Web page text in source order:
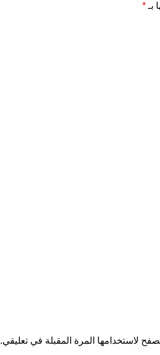
بـ *
لاستخدامها المرة المقبلة في تعليقي.